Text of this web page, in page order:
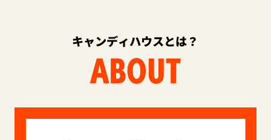
キャンディハウスとは？
ABOUT